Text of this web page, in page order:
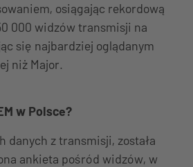
osiągając rekordową
000 widzów transmisji na
się najbardziej oglądanym
niż Major.
w Polsce?
danych z transmisji, została
ankieta pośród widzów, w